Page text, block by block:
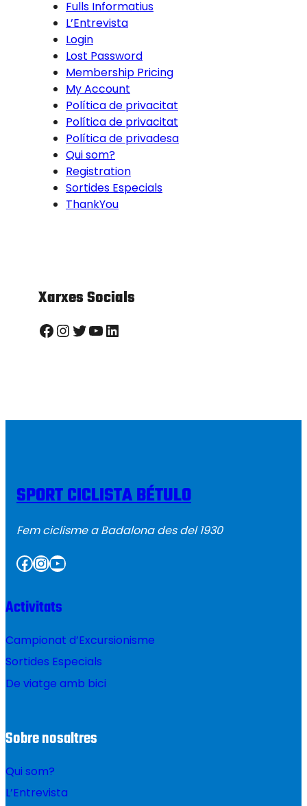
Fulls Informatius
L’Entrevista
Login
Lost Password
Membership Pricing
My Account
Política de privacitat
Política de privacitat
Política de privadesa
Qui som?
Registration
Sortides Especials
ThankYou
Xarxes Socials
Facebook InstagramTwitter YouTube LinkedIn
SPORT CICLISTA BÉTULO
Fem ciclisme a Badalona des del 1930
Facebook InstagramYouTube
Activitats
Campionat d’Excursionisme
Sortides Especials
De viatge amb bici
Sobre nosaltres
Qui som?
L’Entrevista